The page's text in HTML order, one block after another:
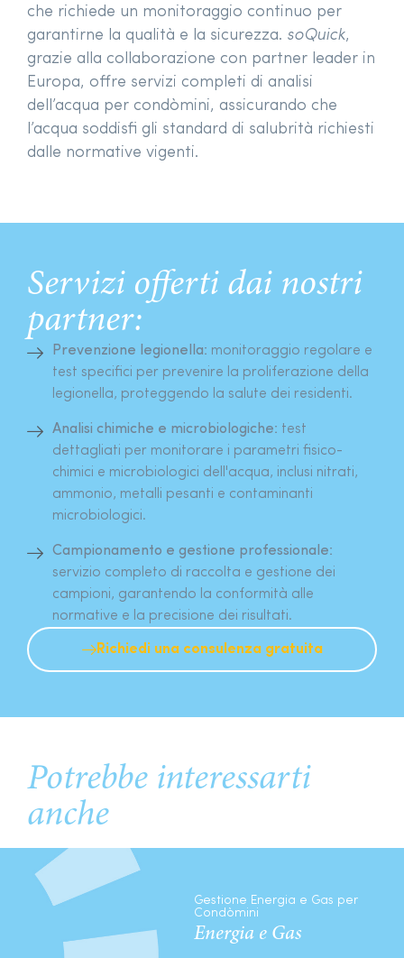
che richiede un monitoraggio continuo per
garantirne la qualità e la sicurezza. soQuick,
grazie alla collaborazione con partner leader in
Europa, offre servizi completi di analisi
dell’acqua per condòmini, assicurando che
l’acqua soddisfi gli standard di salubrità richiesti
dalle normative vigenti.
Servizi offerti dai nostri
partner:
Prevenzione legionella: monitoraggio regolare e
test specifici per prevenire la proliferazione della
legionella, proteggendo la salute dei residenti.
Analisi chimiche e microbiologiche: test
dettagliati per monitorare i parametri fisico-
chimici e microbiologici dell'acqua, inclusi nitrati,
ammonio, metalli pesanti e contaminanti
microbiologici.
Campionamento e gestione professionale:
servizio completo di raccolta e gestione dei
campioni, garantendo la conformità alle
normative e la precisione dei risultati.
Richiedi una consulenza gratuita
Potrebbe interessarti
anche
Gestione Energia e Gas per
Condòmini
Energia e Gas